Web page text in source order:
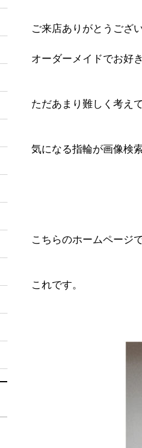
ご来店ありがとうござい
オーダーメイドでお好
ただあまり難しく考え
気になる指輪が画像検
こちらのホームページ
これです。